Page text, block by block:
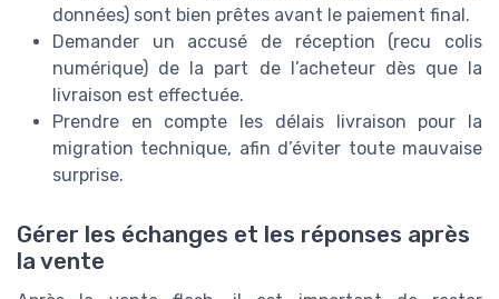
données) sont bien prêtes avant le paiement final.
Demander un accusé de réception (recu colis
numérique) de la part de l’acheteur dès que la
livraison est effectuée.
Prendre en compte les délais livraison pour la
migration technique, afin d’éviter toute mauvaise
surprise.
Gérer les échanges et les réponses après
la vente